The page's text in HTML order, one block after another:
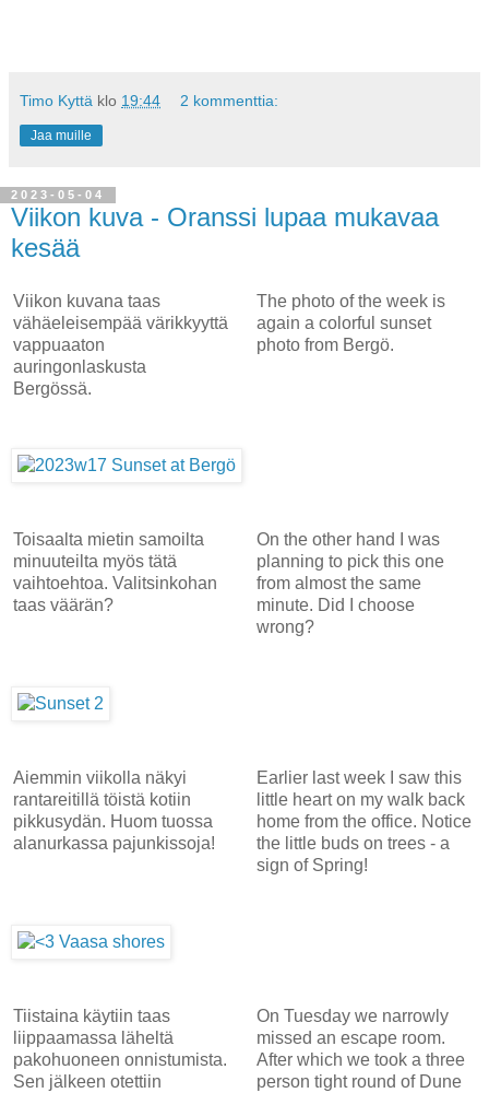
Timo Kyttä klo 19:44 2 kommenttia:
Jaa muille
2023-05-04
Viikon kuva - Oranssi lupaa mukavaa
kesää
Viikon kuvana taas
vähäeleisempää värikkyyttä
vappuaaton
auringonlaskusta
Bergössä.
The photo of the week is
again a colorful sunset
photo from Bergö.
Toisaalta mietin samoilta
minuuteilta myös tätä
vaihtoehtoa. Valitsinkohan
taas väärän?
On the other hand I was
planning to pick this one
from almost the same
minute. Did I choose
wrong?
Aiemmin viikolla näkyi
rantareitillä töistä kotiin
pikkusydän. Huom tuossa
alanurkassa pajunkissoja!
Earlier last week I saw this
little heart on my walk back
home from the office. Notice
the little buds on trees - a
sign of Spring!
Tiistaina käytiin taas
liippaamassa läheltä
pakohuoneen onnistumista.
Sen jälkeen otettiin
On Tuesday we narrowly
missed an escape room.
After which we took a three
person tight round of Dune